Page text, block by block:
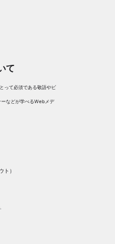
て
って必須である敬語やビ
ーなどが学べるWebメデ
ト）